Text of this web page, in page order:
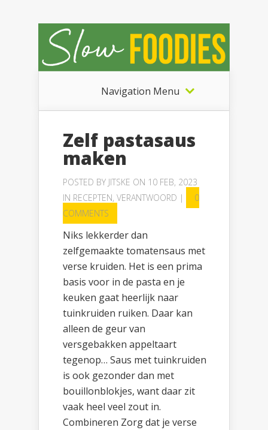
Navigation Menu
Zelf pastasaus
maken
POSTED BY JITSKE ON 10 FEB, 2023
IN RECEPTEN, VERANTWOORD |
0
COMMENTS
Niks lekkerder dan
zelfgemaakte tomatensaus met
verse kruiden. Het is een prima
basis voor in de pasta en je
keuken gaat heerlijk naar
tuinkruiden ruiken. Daar kan
alleen de geur van
versgebakken appeltaart
tegenop… Saus met tuinkruiden
is ook gezonder dan met
bouillonblokjes, want daar zit
vaak heel veel zout in.
Combineren Zorg dat je verse